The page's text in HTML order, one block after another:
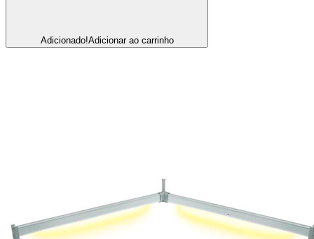
Adicionado!Adicionar ao carrinho